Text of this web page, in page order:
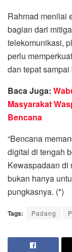
Rahmad menilai
bagian dari
telekomunikasi,
perlu
dan tepat
Baca Juga:
Masyarakat
Bencana
“Bencana
digital di tengah
Kewaspadaan di
bukan hanya
pungkasnya. (*)
Tags: Padang